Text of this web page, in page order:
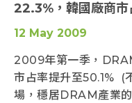
22.3%，韓國廠商市
12 May 2009
2009年第一季，
市占率提升至50.1% (
場，穩居DRAM產業